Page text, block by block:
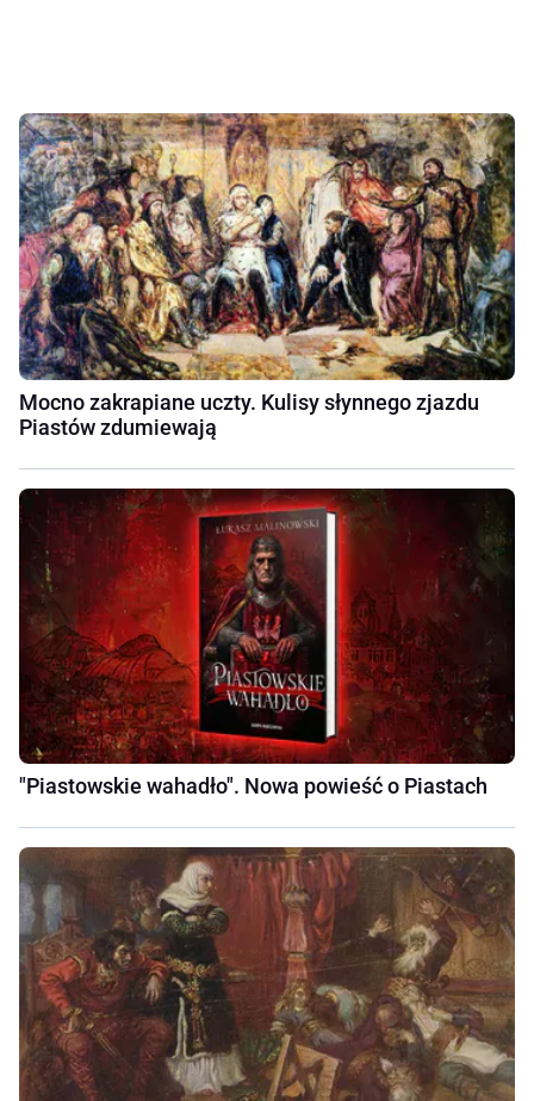
Mocno zakrapiane uczty. Kulisy słynnego zjazdu
Piastów zdumiewają
"Piastowskie wahadło". Nowa powieść o Piastach